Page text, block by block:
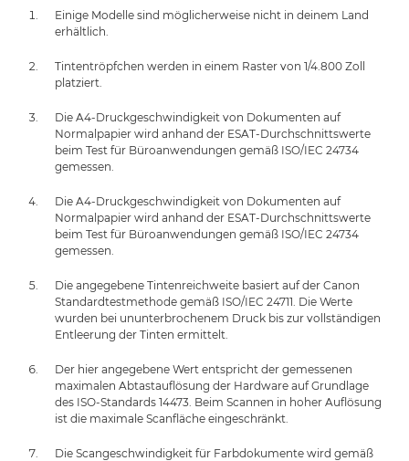
Einige Modelle sind möglicherweise nicht in deinem Land
erhältlich.
Tintentröpfchen werden in einem Raster von 1/4.800 Zoll
platziert.
Die A4-Druckgeschwindigkeit von Dokumenten auf
Normalpapier wird anhand der ESAT-Durchschnittswerte
beim Test für Büroanwendungen gemäß ISO/IEC 24734
gemessen.
Die A4-Druckgeschwindigkeit von Dokumenten auf
Normalpapier wird anhand der ESAT-Durchschnittswerte
beim Test für Büroanwendungen gemäß ISO/IEC 24734
gemessen.
Die angegebene Tintenreichweite basiert auf der Canon
Standardtestmethode gemäß ISO/IEC 24711. Die Werte
wurden bei ununterbrochenem Druck bis zur vollständigen
Entleerung der Tinten ermittelt.
Der hier angegebene Wert entspricht der gemessenen
maximalen Abtastauflösung der Hardware auf Grundlage
des ISO-Standards 14473. Beim Scannen in hoher Auflösung
ist die maximale Scanfläche eingeschränkt.
Die Scangeschwindigkeit für Farbdokumente wird gemäß